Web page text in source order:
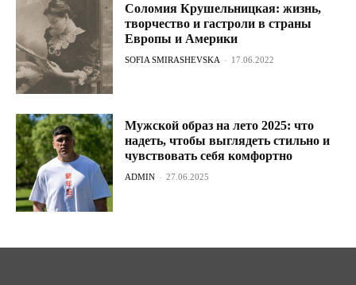
Соломия Крушельницкая: жизнь,
творчество и гастроли в страны
Европы и Америки
SOFIA SMIRASHEVSKA - 17.06.2022
Мужской образ на лето 2025: что
надеть, чтобы выглядеть стильно и
чувствовать себя комфортно
ADMIN - 27.06.2025